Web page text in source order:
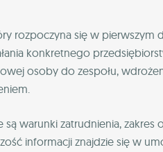
rozpoczyna się w pierwszym
konkretnego
osoby do zespołu,
warunki zatrudnienia, zakres
informacji znajdzie się w